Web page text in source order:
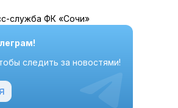
служба ФК «Сочи»
следить за новостями!